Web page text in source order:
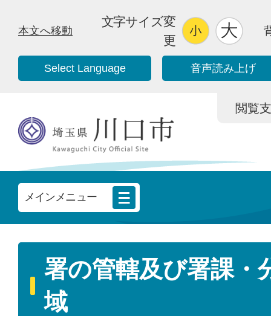
本文へ移動
文字サイズ変
更
Select Language 音声読み上げ
閲覧
メインメニュー
署の管轄及び署課・
域